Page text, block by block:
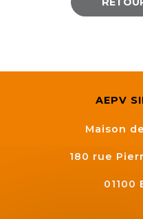
AEPV
Maison
180 rue
01100